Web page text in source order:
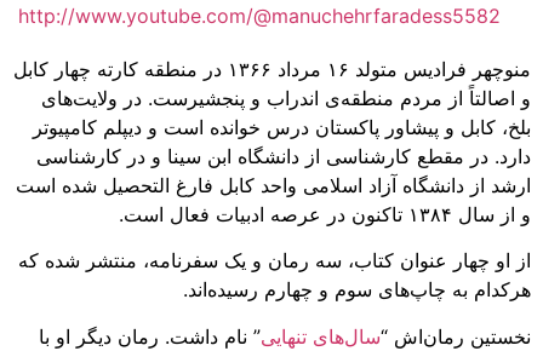
http://www.youtube.com/@manuchehrfaradess5582
منوچهر فرادیس متولد ۱۶ مرداد ۱۳۶۶ در منطقه کارته چهار کابل
و اصالتاً از مردم منطقه‌ی اندراب و پنجشیرست. در ولایت‌های
بلخ، کابل و پیشاور پاکستان درس خوانده است و دیپلم کامپیوتر
دارد. در مقطع کارشناسی از دانشگاه ابن سینا و در کارشناسی
ارشد از دانشگاه آزاد اسلامی واحد کابل فارغ التحصیل شده است
و از سال ۱۳۸۴ تاکنون در عرصه ادبیات فعال است.
از او چهار عنوان کتاب، سه رمان و یک سفرنامه، منتشر شده که
هرکدام به چاپ‌های سوم و چهارم رسیده‌اند.
نخستین رمان‌اش “سال‌های تنهایی” نام داشت. رمان دیگر او با